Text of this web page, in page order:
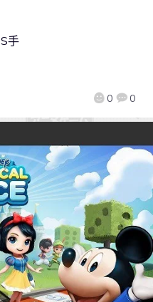
0 0
手